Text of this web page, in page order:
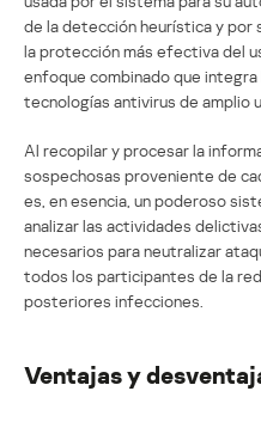
de la detección heurística y por
la protección más efectiva del
enfoque combinado que
tecnologías antivirus de amplio
Al recopilar y procesar la
sospechosas proveniente de
es, en esencia, un poderoso
analizar las actividades
necesarios para neutralizar
todos los participantes de la
posteriores infecciones.
Ventajas y